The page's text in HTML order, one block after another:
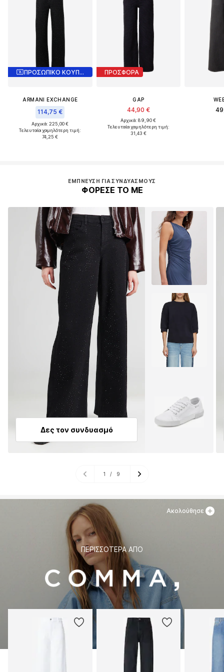
ΠΡΟΣΩΠΙΚΟ ΚΟΥΠΟΝΙ
ARMANI EXCHANGE
114,75 €
Αρχικά: 225,00 €
Τελευταία χαμηλότερη τιμή:
74,25 €
ΠΡΟΣΦΟΡΑ
GAP
44,90 €
Αρχικά: 89,90 €
Τελευταία χαμηλότερη τιμή:
31,43 €
ΈΜΠΝΕΥΣΗ ΓΙΑ ΣΥΝΔΥΑΣΜΟΎΣ
ΦΟΡΕΣΕ ΤΟ ΜΕ
Δες τον συνδυασμό
1 / 9
ΠΕΡΙΣΣΌΤΕΡΑ ΑΠΌ
Ακολούθησε